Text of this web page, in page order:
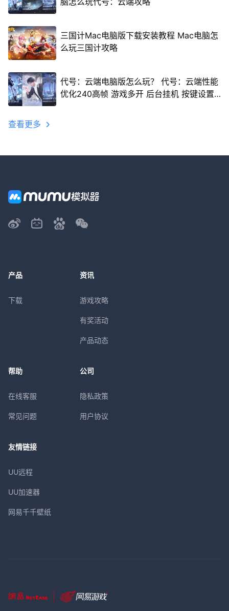
三国计Mac电脑版下载安装教程 Mac电脑怎
么玩三国计攻略
代号：云端电脑版怎么玩？ 代号：云端性能
优化240高帧 游戏多开 后台挂机 按键设置
查看更多
产品
下载
资讯
游戏攻略
有奖活动
产品动态
帮助
在线客服
常见问题
公司
隐私政策
用户协议
友情链接
UU远程
UU加速器
网易千千壁纸